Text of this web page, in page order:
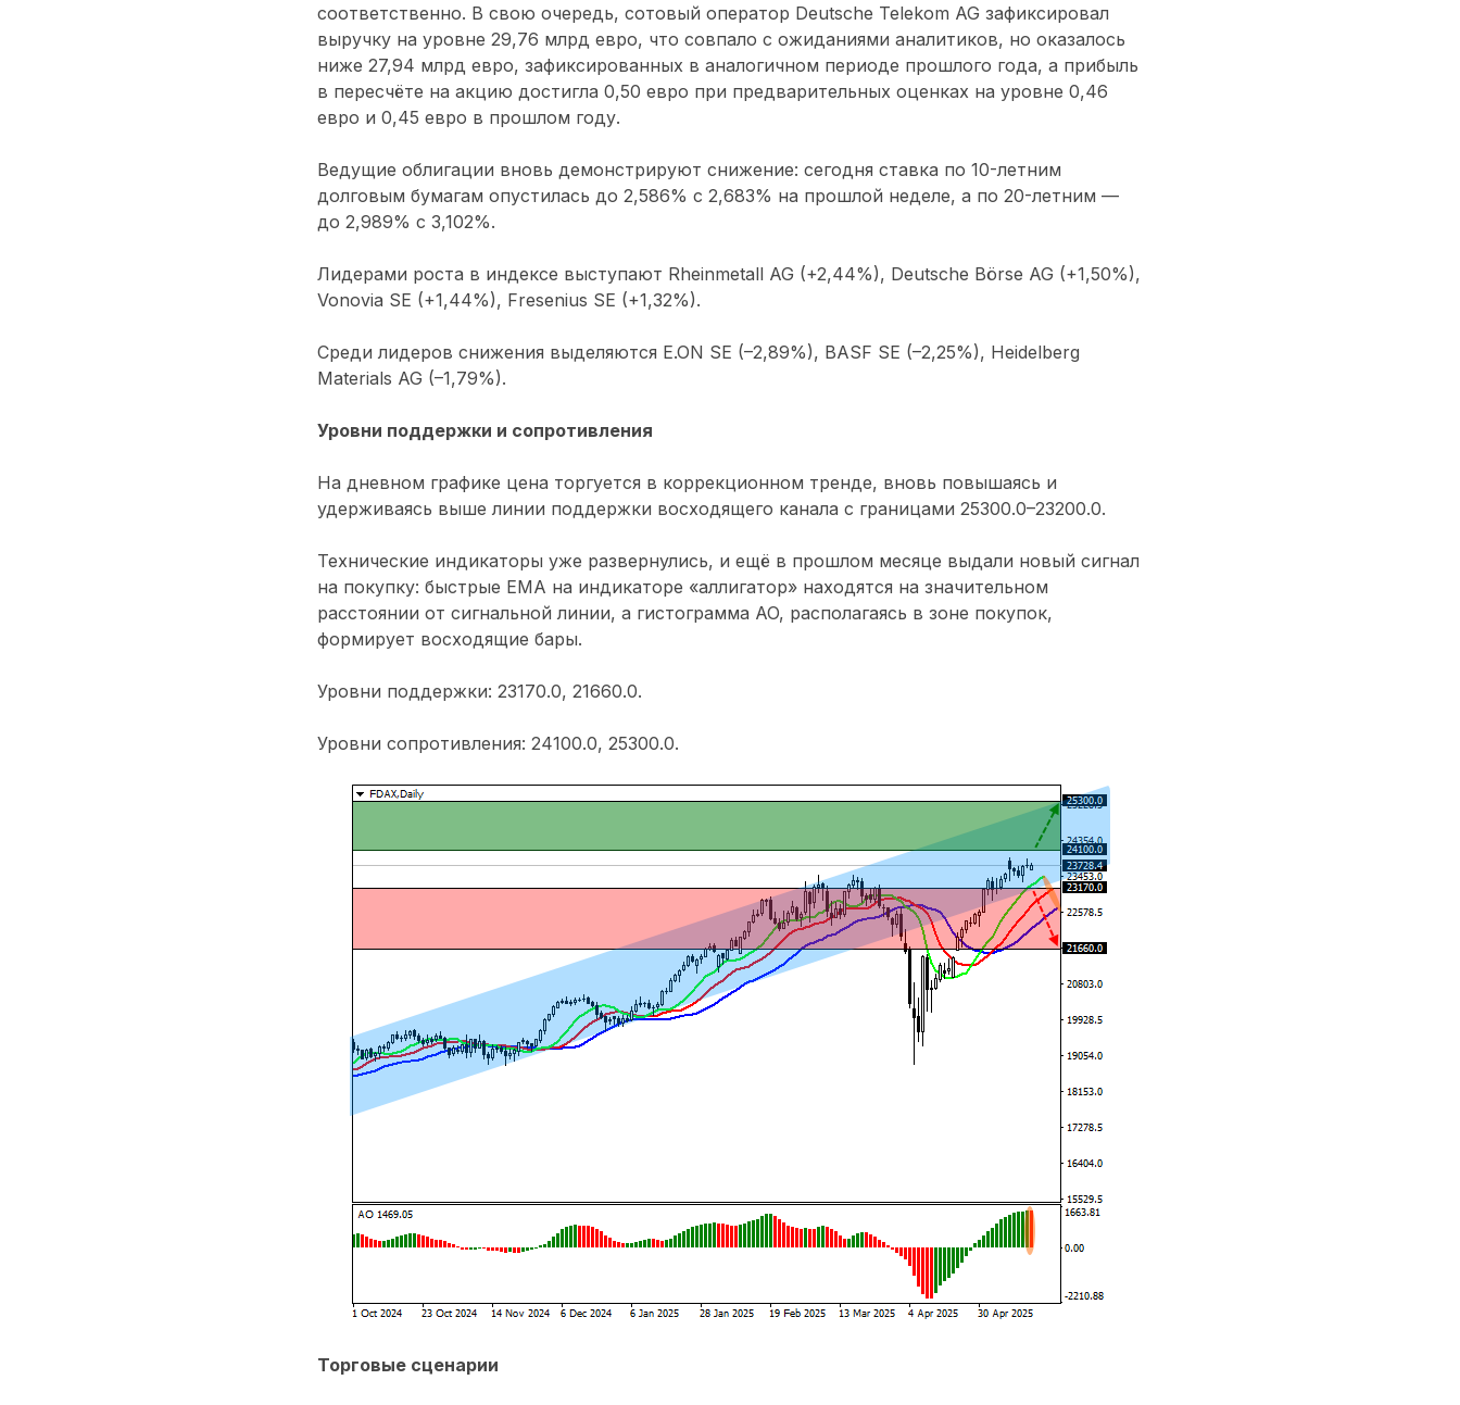
соответственно. В свою очередь, сотовый оператор Deutsche Telekom AG зафиксировал
выручку на уровне 29,76 млрд евро, что совпало с ожиданиями аналитиков, но оказалось
ниже 27,94 млрд евро, зафиксированных в аналогичном периоде прошлого года, а прибыль
в пересчёте на акцию достигла 0,50 евро при предварительных оценках на уровне 0,46
евро и 0,45 евро в прошлом году.
Ведущие облигации вновь демонстрируют снижение: сегодня ставка по 10-летним
долговым бумагам опустилась до 2,586% с 2,683% на прошлой неделе, а по 20-летним —
до 2,989% с 3,102%.
Лидерами роста в индексе выступают Rheinmetall AG (+2,44%), Deutsche Börse AG (+1,50%),
Vonovia SE (+1,44%), Fresenius SE (+1,32%).
Среди лидеров снижения выделяются E.ON SE (–2,89%), BASF SE (–2,25%), Heidelberg
Materials AG (–1,79%).
Уровни поддержки и сопротивления
На дневном графике цена торгуется в коррекционном тренде, вновь повышаясь и
удерживаясь выше линии поддержки восходящего канала с границами 25300.0–23200.0.
Технические индикаторы уже развернулись, и ещё в прошлом месяце выдали новый сигнал
на покупку: быстрые EMA на индикаторе «аллигатор» находятся на значительном
расстоянии от сигнальной линии, а гистограмма AO, располагаясь в зоне покупок,
формирует восходящие бары.
Уровни поддержки: 23170.0, 21660.0.
Уровни сопротивления: 24100.0, 25300.0.
Торговые сценарии